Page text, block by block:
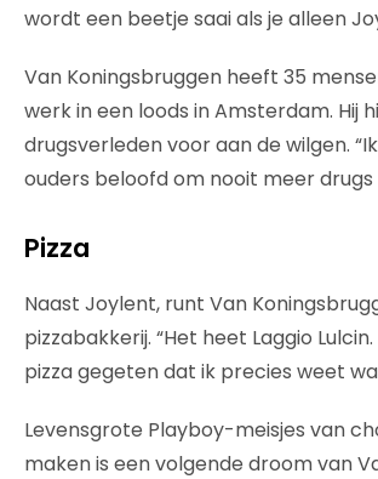
wordt een beetje saai als je alleen
Van Koningsbruggen heeft 35
werk in een loods in Amsterdam. Hij
drugsverleden voor aan de wilgen.
ouders beloofd om nooit meer drugs
Pizza
Naast Joylent, runt Van
pizzabakkerij. “Het heet Laggio
pizza gegeten dat ik precies weet
Levensgrote Playboy-meisjes van
maken is een volgende droom van